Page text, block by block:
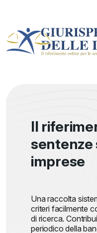
Il
sentenze
imprese
Una raccolta
criteri facilmente
di ricerca.
periodico della